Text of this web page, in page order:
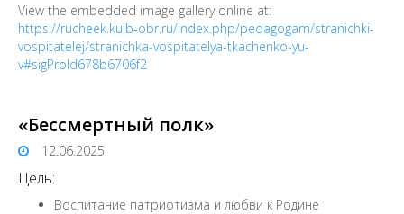
View the embedded image gallery online at:
https://rucheek.kuib-obr.ru/index.php/pedagogam/stranichki-
vospitatelej/stranichka-vospitatelya-tkachenko-yu-
v#sigProId678b6706f2
«Бессмертный полк»
12.06.2025
Цель:
Воспитание патриотизма и любви к Родине